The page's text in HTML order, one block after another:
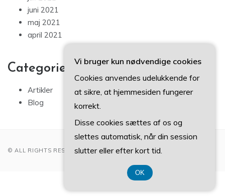
juni 2021
maj 2021
april 2021
Categories
Artikler
Blog
© ALL RIGHTS RESERVED 2022
Vi bruger kun nødvendige cookies
Cookies anvendes udelukkende for
at sikre, at hjemmesiden fungerer
korrekt.
Disse cookies sættes af os og
slettes automatisk, når din session
slutter eller efter kort tid.
OK